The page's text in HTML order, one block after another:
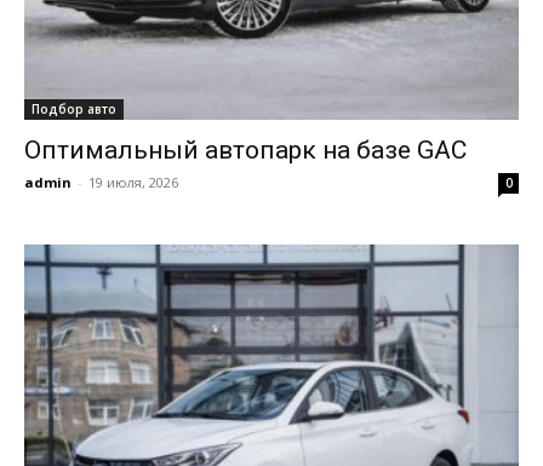
Подбор авто
Оптимальный автопарк на базе GAC
admin - 19 июля, 2026 0